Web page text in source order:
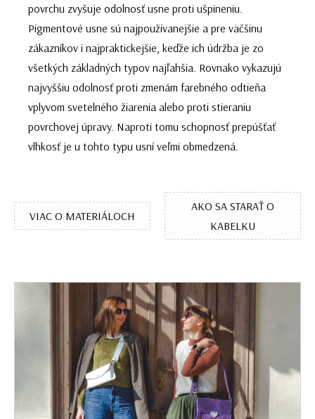
povrchu zvyšuje odolnosť usne proti ušpineniu.
Pigmentové usne sú najpoužívanejšie a pre väčšinu
zákazníkov i najpraktickejšie, keďže ich údržba je zo
všetkých základných typov najľahšia. Rovnako vykazujú
najvyššiu odolnosť proti zmenám farebného odtieňa
vplyvom svetelného žiarenia alebo proti stieraniu
povrchovej úpravy. Naproti tomu schopnosť prepúšťať
vlhkosť je u tohto typu usní veľmi obmedzená.
VIAC O MATERIÁLOCH
AKO SA STARAŤ O
KABELKU